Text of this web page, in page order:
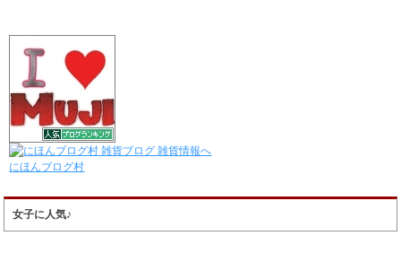
にほんブログ村
女子に人気♪